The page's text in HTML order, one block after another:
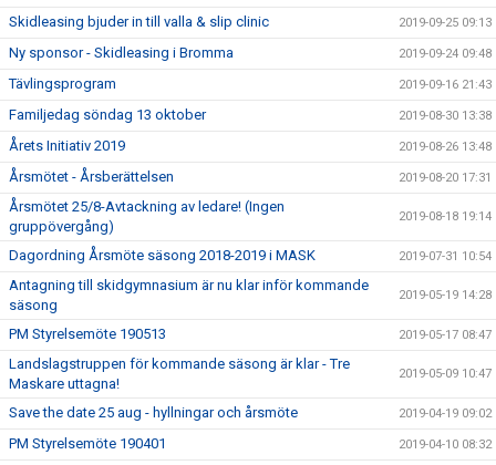
Skidleasing bjuder in till valla & slip clinic 2019-09-25 09:13
Ny sponsor - Skidleasing i Bromma 2019-09-24 09:48
Tävlingsprogram 2019-09-16 21:43
Familjedag söndag 13 oktober 2019-08-30 13:38
Årets Initiativ 2019 2019-08-26 13:48
Årsmötet - Årsberättelsen 2019-08-20 17:31
Årsmötet 25/8-Avtackning av ledare! (Ingen
gruppövergång)
2019-08-18 19:14
Dagordning Årsmöte säsong 2018-2019 i MASK 2019-07-31 10:54
Antagning till skidgymnasium är nu klar inför kommande
säsong
2019-05-19 14:28
PM Styrelsemöte 190513 2019-05-17 08:47
Landslagstruppen för kommande säsong är klar - Tre
Maskare uttagna!
2019-05-09 10:47
Save the date 25 aug - hyllningar och årsmöte 2019-04-19 09:02
PM Styrelsemöte 190401 2019-04-10 08:32